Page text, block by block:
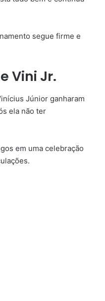
segue firme e
Vini Jr.
Júnior ganharam
ela não ter
em uma celebração